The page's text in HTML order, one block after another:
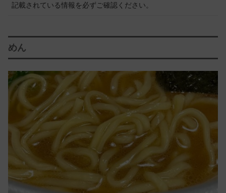
記載されている情報を必ずご確認ください。
めん